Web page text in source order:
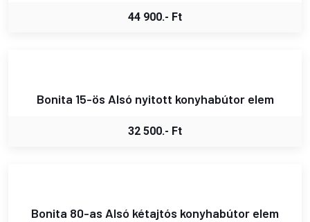
44 900.- Ft
Bonita 15-ös Alsó nyitott konyhabútor elem
32 500.- Ft
Bonita 80-as Alsó kétajtós konyhabútor elem